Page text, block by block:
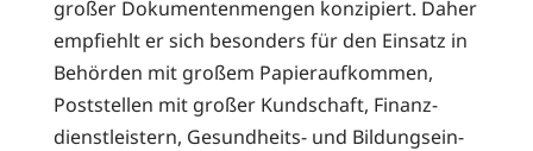
gro­ßer Doku­men­ten­men­gen kon­zi­piert. Daher
emp­fiehlt er sich beson­ders für den Ein­satz in
Behör­den mit gro­ßem Papier­auf­kom­men,
Post­stel­len mit gro­ßer Kund­schaft, Finanz­
dienst­leis­tern, Gesund­heits- und Bil­dungs­ein­